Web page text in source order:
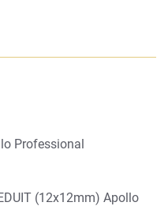
Professional
(12x12mm) Apollo